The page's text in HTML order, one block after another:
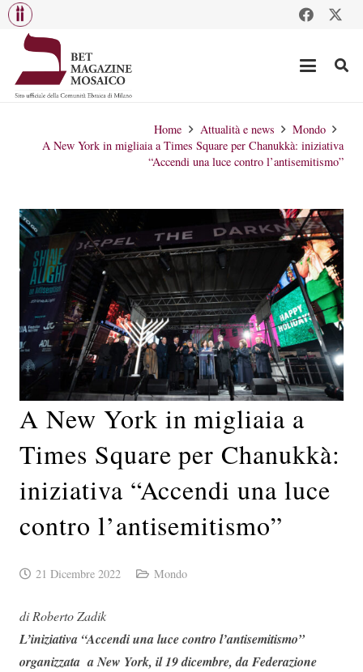
Home Attualità e news
Mondo
A New York in migliaia a Times Square per Chanukkà: iniziativa
“Accendi una luce contro l’antisemitismo”
A New York in migliaia a
Times Square per Chanukkà:
iniziativa “Accendi una luce
contro l’antisemitismo”
21 Dicembre 2022 Mondo
di Roberto Zadik
L’iniziativa “Accendi una luce contro l’antisemitismo”
organizzata a New York, il 19 dicembre,daFederazione